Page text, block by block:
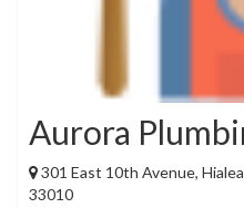
Aurora
301 East 10th Avenue,
33010